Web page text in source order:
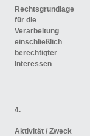
Rechtsgrundlage
für die
Verarbeitung
einschließlich
berechtigter
Interessen
4.
Aktivität / Zweck